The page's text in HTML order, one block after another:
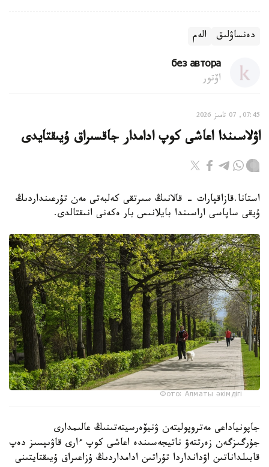
دەنساۋلىق الەم
без автора
اۆتور
07:45, 07 تامىز 2026
اۋلاسىندا اعاشى كوپ ادامدار جاقسىراق ۇيىقتايدى
استانا.قازاقپارات - قالانىڭ سىرتقى كەلبەتى مەن تۇرعىنداردىڭ
ۇيقى ساپاسى اراسىندا بايلانىس بار ەكەنى انىقتالدى.
Фото: Алматы әкімдігі
جاپونياداعى مەتروپوليتەن ۋنيۆەرسيتەتىنىڭ عالىمدارى
جۇرگىزگەن زەرتتەۋ ناتيجەسىندە اعاشى كوپ ءارى قاۋىپسىز دەپ
قابىلداناتىن اۋدانداردا تۇراتىن ادامداردىڭ ۇزاعىراق ۇيىقتايتىنى